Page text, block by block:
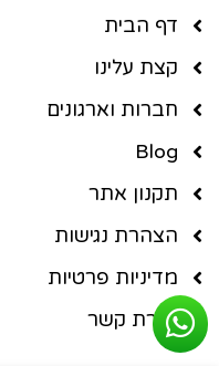
דף הבית
קצת עלינו
חברות וארגונים
Blog
תקנון אתר
הצהרת נגישות
מדיניות פרטיות
יצירת קשר